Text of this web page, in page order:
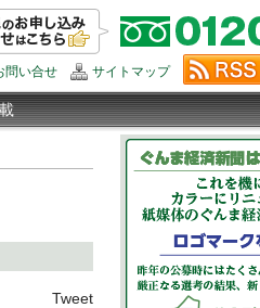
問い合せ サイトマップ
Tweet